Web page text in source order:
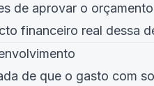
de aprovar o
financeiro real dessa
de que o gasto com